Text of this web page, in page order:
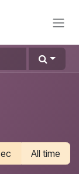
All time